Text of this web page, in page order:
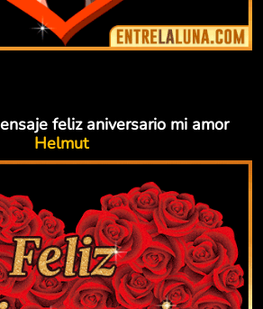
feliz aniversario mi amor
Helmut